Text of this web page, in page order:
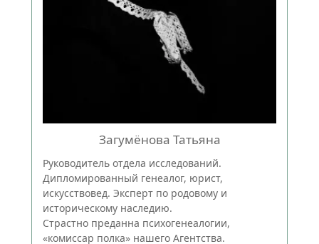
Загумёнова Татьяна
Руководитель отдела исследований.
Дипломированный генеалог, юрист,
искусствовед. Эксперт по родовому и
историческому наследию.
Страстно преданна психогенеалогии,
«комиссар полка» нашего Агентства.